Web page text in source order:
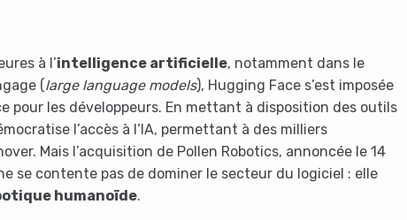
à l’intelligence artificielle, notamment dans le
(large language models), Hugging Face s’est imposée
pour les développeurs. En mettant à disposition des outils
l’accès à l’IA, permettant à des milliers
Mais l’acquisition de Pollen Robotics, annoncée le 14
se contente pas de dominer le secteur du logiciel : elle
humanoïde.